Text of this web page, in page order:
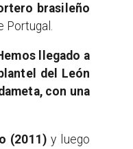
brasileño
llegado a
del León
con una
(2011) y luego